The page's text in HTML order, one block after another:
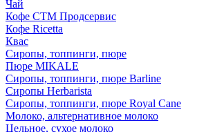
Чай
Кофе СТМ Продсервис
Кофе Ricetta
Квас
Сиропы, топпинги, пюре
Пюре MIKALE
Сиропы, топпинги, пюре Barline
Сиропы Herbarista
Сиропы, топпинги, пюре Royal Cane
Молоко, альтернативное молоко
Цельное, сухое молоко